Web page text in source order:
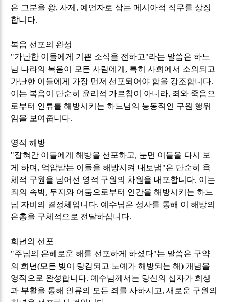
은 그분을 왕,사제 , 예언자로 삼는 메시아적 직무를 상징
합니다.
복음 선포의 완성
"가난한 이들에게 기쁜 소식을 전하고"라는 말씀은 하느
님 나라의 복음이 모든 사람에게 , 특히 사회에서 소외되고
가난한 이들에게 가장 먼저 선포되어야 함을 강조합니다.
이는 복음이 단순히 윤리적 가르침이 아니라, 죄와 죽음으
로부터 인류를 해방시키는 하느님의 능동적인 구원 행위
임을 보여줍니다.
영적 해방
"잡혀간 이들에게 해방을 선포하고, 눈먼 이들을 다시 보
게 하며 , 억압받는 이들을 해방시켜 내보냄"은 단순히 육
체적 구원을 넘어선 영적 구원의 차원을 내포합니다. 이는
죄의 속박, 무지와 어둠으로부터 인간을 해방시키는 하느
님 자비의 결정체입니다. 예수님은 성사를 통해 이 해방의
은총을 구체적으로 전달하십니다.
희년의 선포
"주님의 은혜로운 해를 선포하게 하셨다"는 말씀은 구약
의 희년(모든 빚이 탕감되고 노예가 해방되는 해)개념을
영적으로 완성합니다. 예수님께서는 당신의 십자가 희생
과 부활을 통해 인류의 모든 죄를 사하시고,새로운 구원의